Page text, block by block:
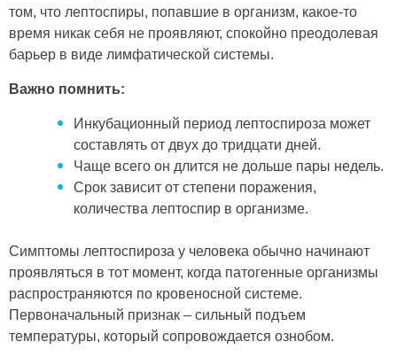
том, что лептоспиры, попавшие в организм, какое-то
время никак себя не проявляют, спокойно преодолевая
барьер в виде лимфатической системы.
Важно помнить:
Инкубационный период лептоспироза может
составлять от двух до тридцати дней.
Чаще всего он длится не дольше пары недель.
Срок зависит от степени поражения,
количества лептоспир в организме.
Симптомы лептоспироза у человека обычно начинают
проявляться в тот момент, когда патогенные организмы
распространяются по кровеносной системе.
Первоначальный признак – сильный подъем
температуры, который сопровождается ознобом.